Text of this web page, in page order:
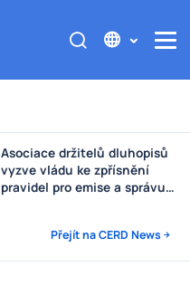
Výzva poškozeným věřitelům
Štěpánek Auto
Přejít na CERD News